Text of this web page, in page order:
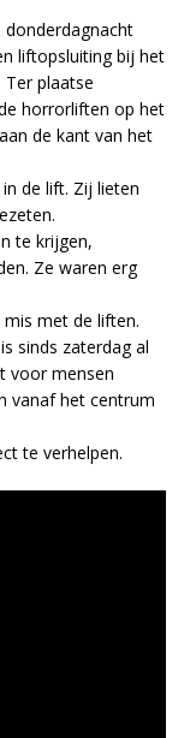
donderdagnacht
liftopsluiting bij het
plaatse
horrorliften op het
de kant van het
de lift. Zij lieten
te krijgen,
Ze waren erg
met de liften.
sinds zaterdag al
voor mensen
vanaf het centrum
te verhelpen.